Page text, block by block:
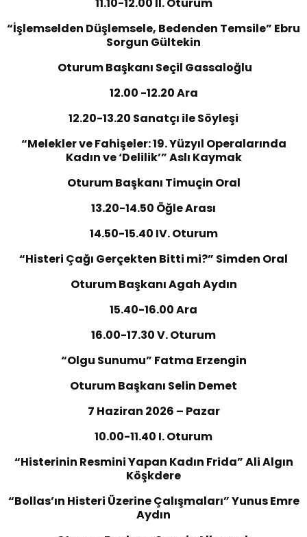
“İşlemselden Düşlemsele, Bedenden Temsile” Ebru
Sorgun Gültekin
Oturum Başkanı Seçil Gassaloğlu
12.00 -12.20 Ara
12.20-13.20 Sanatçı ile Söyleşi
“Melekler ve Fahişeler: 19. Yüzyıl Operalarında
Kadın ve ‘Delilik’”Aslı Kaymak
Oturum Başkanı Timuçin Oral
13.20-14.50 Öğle Arası
14.50-15.40 IV. Oturum
“Histeri Çağı Gerçekten Bitti mi?” Simden Oral
Oturum Başkanı Agah Aydın
15.40-16.00 Ara
16.00-17.30 V. Oturum
“Olgu Sunumu” Fatma Erzengin
Oturum Başkanı Selin Demet
7 Haziran 2026 – Pazar
10.00-11.40 I. Oturum
“Histerinin Resmini Yapan Kadın Frida”Ali Algın
Köşkdere
“Bollas’ın Histeri Üzerine Çalışmaları”Yunus Emre
Aydın